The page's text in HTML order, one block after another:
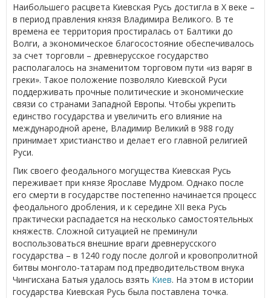
Наибольшего расцвета Киевская Русь достигла в Х веке –
в период правления князя Владимира Великого. В те
времена ее территория простиралась от Балтики до
Волги, а экономическое благосостояние обеспечивалось
за счет торговли – древнерусское государство
располагалось на знаменитом торговом пути «из варяг в
греки». Такое положение позволяло Киевской Руси
поддерживать прочные политические и экономические
связи со странами Западной Европы. Чтобы укрепить
единство государства и увеличить его влияние на
международной арене, Владимир Великий в 988 году
принимает христианство и делает его главной религией
Руси.
Пик своего феодального могущества Киевская Русь
переживает при князе Ярославе Мудром. Однако после
его смерти в государстве постепенно начинается процесс
феодального дробления, и к середине XII века Русь
практически распадается на несколько самостоятельных
княжеств. Сложной ситуацией не преминули
воспользоваться внешние враги древнерусского
государства – в 1240 году после долгой и кровопролитной
битвы монголо-татарам под предводительством внука
Чингисхана Батыя удалось взять Киев. На этом в истории
государства Киевская Русь была поставлена точка.